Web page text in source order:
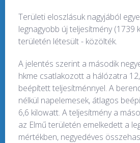
Területi eloszlásuk nagyjából
legnagyobb új teljesítmény (1739
területén létesült - közölték.
A jelentés szerint a második
hkme csatlakozott a hálózatra
beépített teljesítménnyel. A
nélkül napelemesek, átlagos
6,6 kilowatt. A teljesítmény a
az Elmű területén emelkedett a
mértékben, negyedéves